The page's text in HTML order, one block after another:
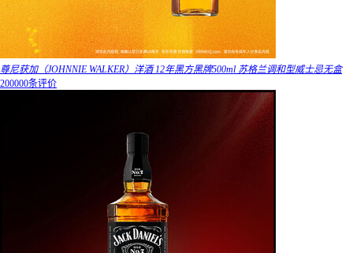
尊尼获加（JOHNNIE WALKER）洋酒 12年黑方黑牌500ml 苏格兰调和型威士忌无盒
200000条评价